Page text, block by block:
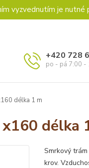
vyzvednutím je
+420 728
po - pá 7:00 -
délka 1 m
délka
Smrkový
krov.